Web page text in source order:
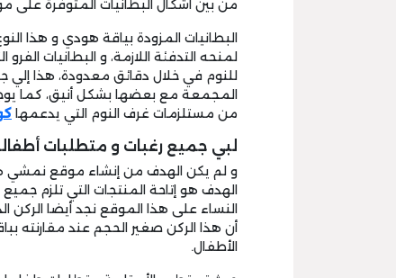
من بين أشكال البطانيات المتوفرة
البطانيات المزودة بياقة هودي و هذا
لمنحه التدفئة اللازمة، و البطانيات
للنوم في خلال دقائق معدودة، هذا إلي
المجمعة مع بعضها بشكل أنيق، كما
من مستلزمات غرف النوم التي يدعمها
لبي جميع رغبات و متطلبات
و لم يكن الهدف من إنشاء موقع نمشي هو
الهدف هو إتاحة المنتجات التي تلزم
النساء على هذا الموقع نجد أيضا
أن هذا الركن صغير الحجم عند مقارنته
الأطفال.